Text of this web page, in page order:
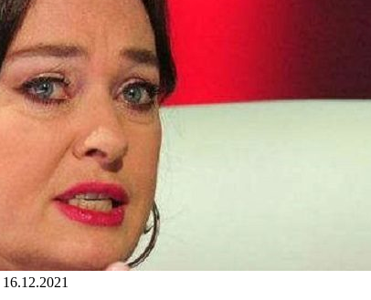
16.12.2021